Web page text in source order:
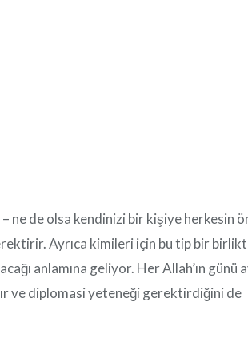
ne de olsa kendinizi bir kişiye herkesin
Ayrıca kimileri için bu tip bir
anlamına geliyor. Her Allah’ın günü
ve diplomasi yeteneği gerektirdiğini de